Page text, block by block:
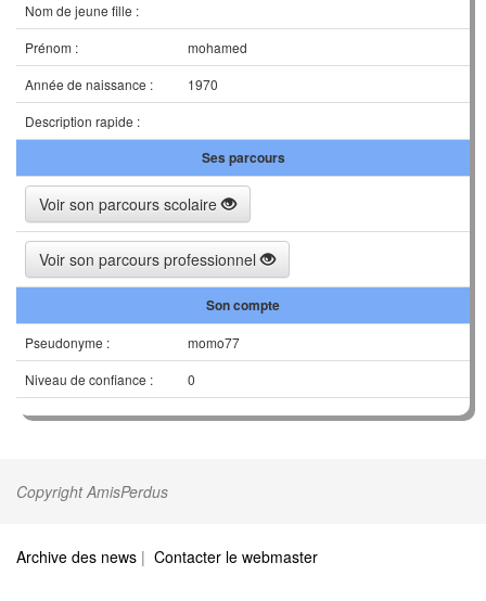
Nom de jeune fille :
Prénom :
mohamed
Année de naissance :
1970
Description rapide :
Ses parcours
Voir son parcours scolaire
Voir son parcours professionnel
Son compte
Pseudonyme :
momo77
Niveau de confiance :
0
Copyright AmisPerdus
Archive des news | Contacter le webmaster